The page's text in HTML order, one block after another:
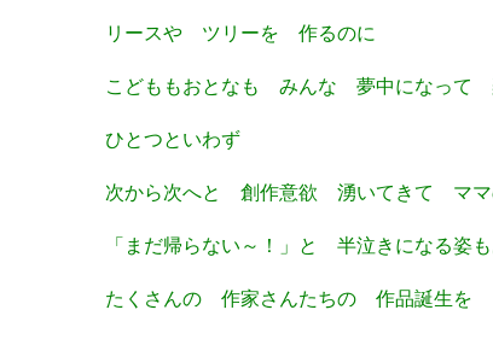
リースや ツリーを 作るのに
こどももおとなも みんな 夢中になって
ひとつといわず
次から次へと 創作意欲 湧いてきて ママ
「まだ帰らない～！」と 半泣きになる姿も
たくさんの 作家さんたちの 作品誕生を